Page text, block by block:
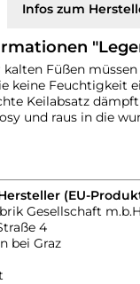
Infos zum
kalten Füßen
keine Feuchtigkeit
Keilabsatz
und raus in die
(EU-
Gesellschaft
4
bei Graz